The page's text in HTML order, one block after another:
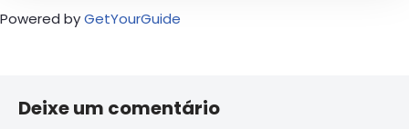
Powered byGetYourGuide
Deixe um comentário